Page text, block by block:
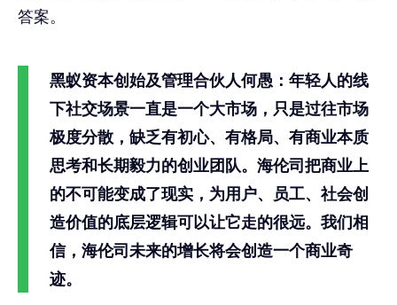
答案。
黑蚁资本创始及管理合伙人何愚：年轻人的线
下社交场景一直是一个大市场，只是过往市场
极度分散，缺乏有初心、有格局、有商业本质
思考和长期毅力的创业团队。海伦司把商业上
的不可能变成了现实，为用户、员工、社会创
造价值的底层逻辑可以让它走的很远。我们相
信，海伦司未来的增长将会创造一个商业奇
迹。